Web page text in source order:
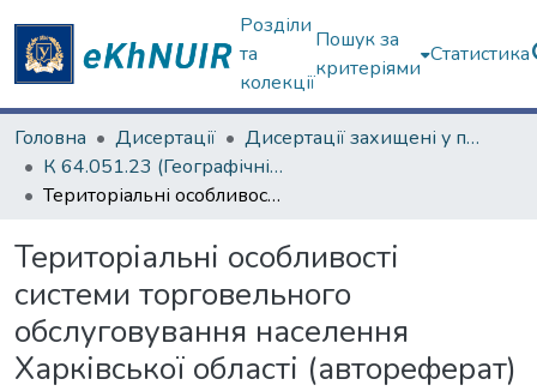
Розділи
та
колекції
Пошук за
критеріями
Статистика
Головна Дисертації
Дисертації захищені у постійних радах
К 64.051.23 (Географічні науки)
Територіальні особливості системи торговельного обслуговування населення Харківської області (автореферат)
Територіальні особливості
системи торговельного
обслуговування населення
Харківської області (автореферат)